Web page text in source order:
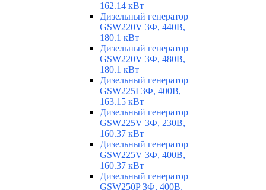
162.14 кВт
Дизельный генератор
GSW220V 3Ф, 440В,
180.1 кВт
Дизельный генератор
GSW220V 3Ф, 480В,
180.1 кВт
Дизельный генератор
GSW225I 3Ф, 400В,
163.15 кВт
Дизельный генератор
GSW225V 3Ф, 230В,
160.37 кВт
Дизельный генератор
GSW225V 3Ф, 400В,
160.37 кВт
Дизельный генератор
GSW250P 3Ф, 400В,